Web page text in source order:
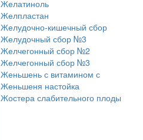
Желатиноль
Желпластан
Желудочно-кишечный сбор
Желудочный сбор №3
Желчегонный сбор №2
Желчегонный сбор №3
Женьшень с витамином с
Женьшеня настойка
Жостера слабительного плоды